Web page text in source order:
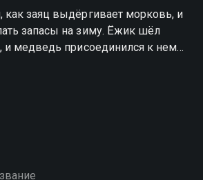
заяц выдёргивает морковь, и
запасы на зиму. Ёжик шёл
и медведь присоединился к нему.
лесные орехи, и медведь,